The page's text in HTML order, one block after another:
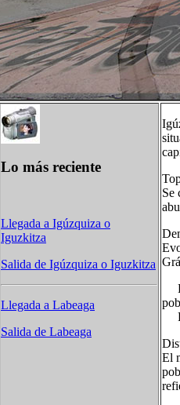
Lo más reciente
Llegada a Igúzquiza o
Iguzkitza
Salida de Igúzquiza o Iguzkitza
Llegada a Labeaga
Salida de Labeaga
Se
El